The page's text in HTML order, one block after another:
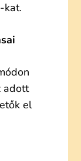
kat.
adott
el